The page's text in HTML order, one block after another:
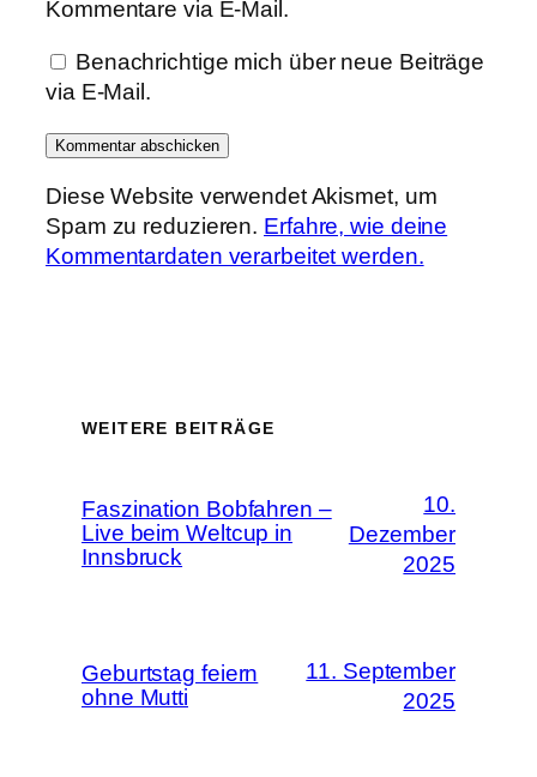
Kommentare via E-Mail.
Benachrichtige mich über neue Beiträge
via E-Mail.
Diese Website verwendet Akismet, um
Spam zu reduzieren. Erfahre, wie deine
Kommentardaten verarbeitet werden.
WEITERE BEITRÄGE
Faszination Bobfahren –
Live beim Weltcup in
Innsbruck
10.
Dezember
2025
Geburtstag feiern
ohne Mutti
11. September
2025